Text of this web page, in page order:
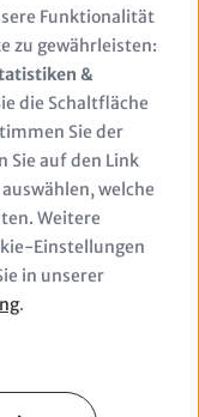
Funktionalität
zu gewährleisten:
&
die Schaltfläche
Sie der
Sie auf den Link
welche
Weitere
Einstellungen
in unserer
.